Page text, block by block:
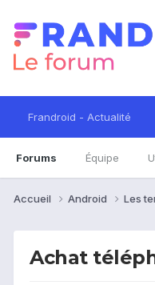
Frandroid - Actualité
Forums Équipe
Accueil Android Les
Achat